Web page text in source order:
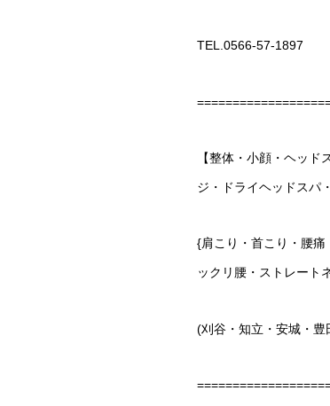
TEL.0566-57-1897
【整体・小顔・ヘッ
ジ・ドライヘッドスパ
{肩こり・首こり・腰
ックリ腰・ストレート
(刈谷・知立・安城・豊